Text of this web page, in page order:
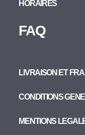
HORAIRES
FAQ
LIVRAISON ET
CONDITIONS
MENTIONS